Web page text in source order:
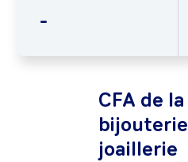
-
CFA de la
bijouterie
joaillerie